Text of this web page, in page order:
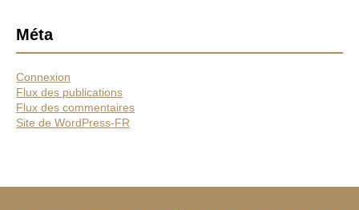
Méta
Connexion
Flux des publications
Flux des commentaires
Site de WordPress-FR